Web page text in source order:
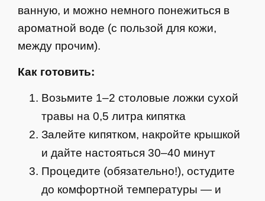
ванную, и можно немного понежиться в
ароматной воде (с пользой для кожи,
между прочим).
Как готовить:
Возьмите 1–2 столовые ложки сухой
травы на 0,5 литра кипятка
Залейте кипятком, накройте крышкой
и дайте настояться 30–40 минут
Процедите (обязательно!), остудите
до комфортной температуры — и